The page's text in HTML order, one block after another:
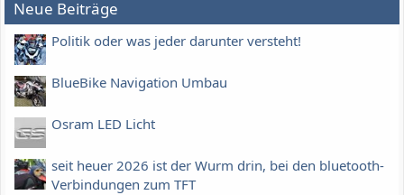
Neue Beiträge
Politik oder was jeder darunter versteht!
BlueBike Navigation Umbau
Osram LED Licht
seit heuer 2026 ist der Wurm drin, bei den bluetooth-
Verbindungen zum TFT